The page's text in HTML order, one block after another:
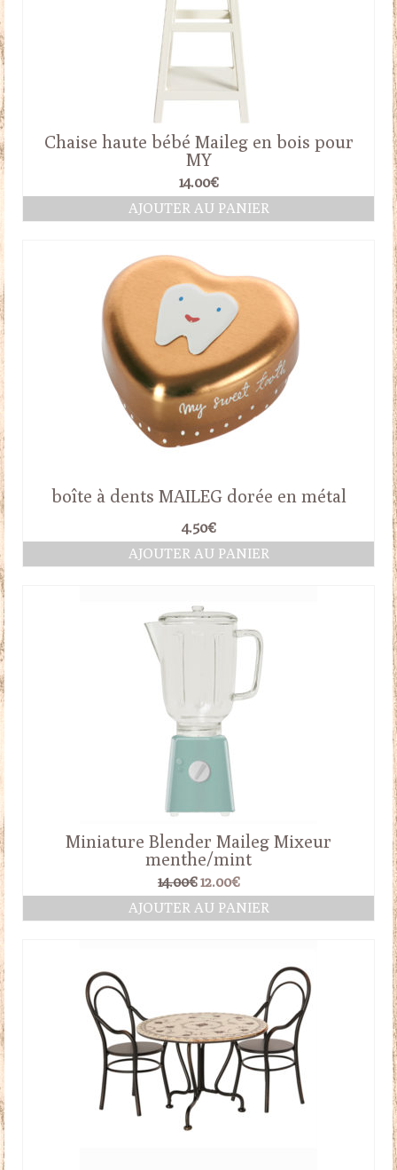
Chaise haute bébé Maileg en bois pour
MY
14.00€
AJOUTER AU PANIER
boîte à dents MAILEG dorée en métal
4.50€
AJOUTER AU PANIER
Miniature Blender Maileg Mixeur
menthe/mint
14.00€ Le
prix
initial
12.00€Le
prix
actuel
AJOUTER AU PANIER